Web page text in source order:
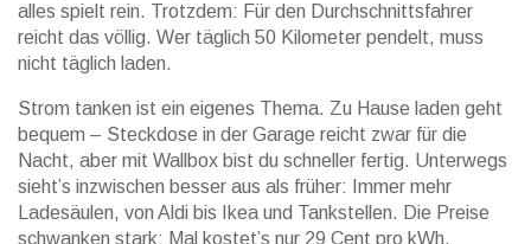
alles spielt rein. Trotzdem: Für den Durchschnittsfahrer
reicht das völlig. Wer täglich 50 Kilometer pendelt, muss
nicht täglich laden.
Strom tanken ist ein eigenes Thema. Zu Hause laden geht
bequem – Steckdose in der Garage reicht zwar für die
Nacht, aber mit Wallbox bist du schneller fertig. Unterwegs
sieht’s inzwischen besser aus als früher: Immer mehr
Ladesäulen, von Aldi bis Ikea und Tankstellen. Die Preise
schwanken stark: Mal kostet’s nur 29 Cent pro kWh,